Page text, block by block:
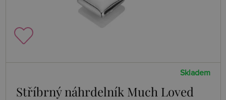
Skladem
Stříbrný náhrdelník Much Loved